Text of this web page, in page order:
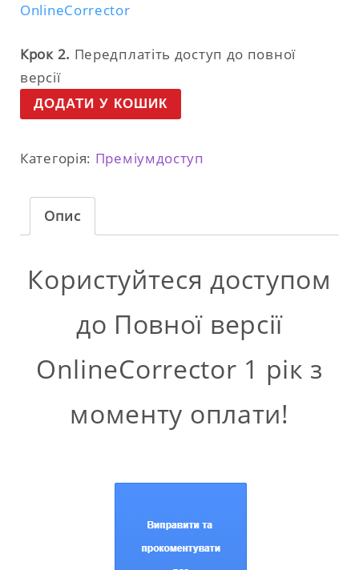
OnlineCorrector
Крок 2. Передплатіть доступ до повної
версії
ДОДАТИ У КОШИК
Категорія: Преміумдоступ
Опис
Користуйтеся доступом
до Повної версії
OnlineCorrector 1 рік з
моменту оплати!